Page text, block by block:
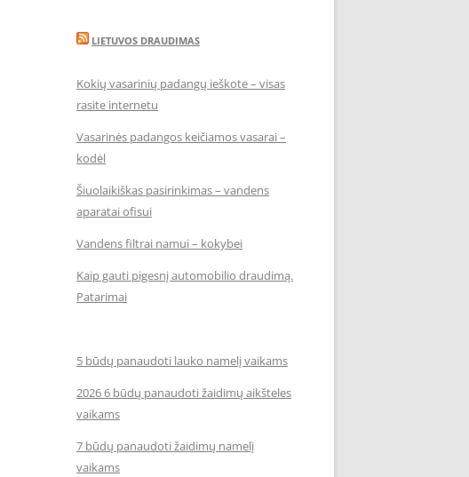
LIETUVOS DRAUDIMAS
Kokių vasarinių padangų ieškote – visas
rasite internetu
Vasarinės padangos keičiamos vasarai –
kodėl
Šiuolaikiškas pasirinkimas – vandens
aparatai ofisui
Vandens filtrai namui – kokybei
Kaip gauti pigesnį automobilio draudimą.
Patarimai
5 būdų panaudoti lauko namelį vaikams
2026 6 būdų panaudoti žaidimų aikšteles
vaikams
7 būdų panaudoti žaidimų namelį
vaikams